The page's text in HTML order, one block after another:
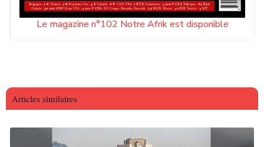
Le magazine n°102 Notre Afrik est disponible
Articles similaires